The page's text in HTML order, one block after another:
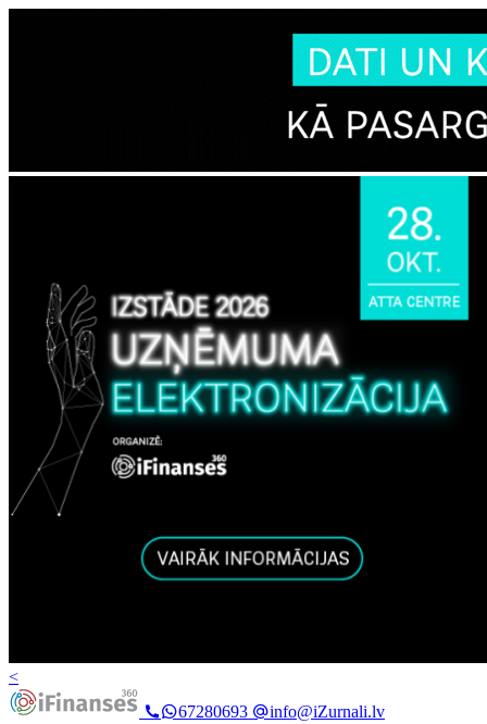
<
67280693
info@iZurnali.lv